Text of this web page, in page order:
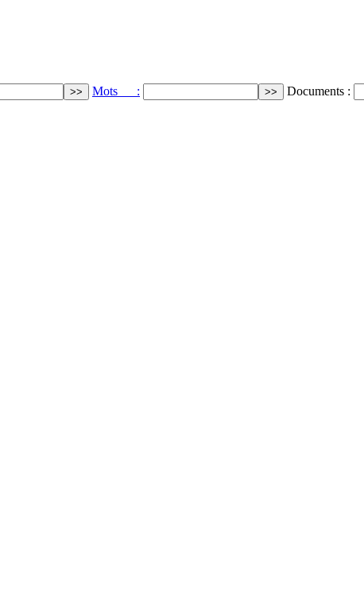
Mots : Documents :